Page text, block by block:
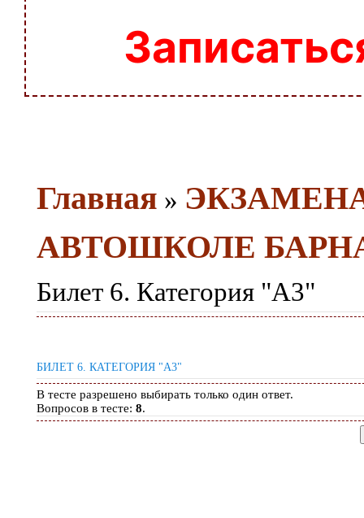
Главная »
АВТОШКОЛЕ
Билет 6. Категория "A3"
БИЛЕТ 6. КАТЕГОРИЯ "A3"
В тесте разрешено выбирать только один ответ.
Вопросов в тесте: 8.